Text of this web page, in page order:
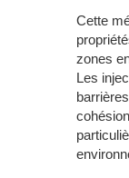
Cette
zones
Les